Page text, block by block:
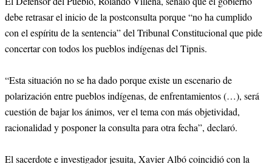
debe retrasar el inicio de la postconsulta porque “no ha cumplido
con el espíritu de la sentencia” del Tribunal Constitucional que pide
concertar con todos los pueblos indígenas del Tipnis.
“Esta situación no se ha dado porque existe un escenario de
polarización entre pueblos indígenas, de enfrentamientos (…), será
cuestión de bajar los ánimos, ver el tema con más objetividad,
racionalidad y posponer la consulta para otra fecha”, declaró.
El sacerdote e investigador jesuita, Xavier Albó coincidió con la